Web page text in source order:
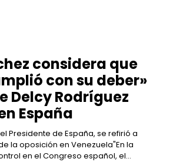
considera que
con su deber»
Delcy Rodríguez
España
Presidente de España, se refirió a
la oposición en Venezuela"En la
en el Congreso español, el...